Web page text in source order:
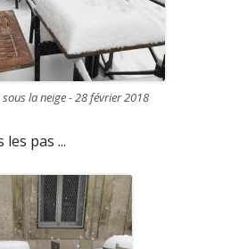
la neige - 28 février 2018
pas ...